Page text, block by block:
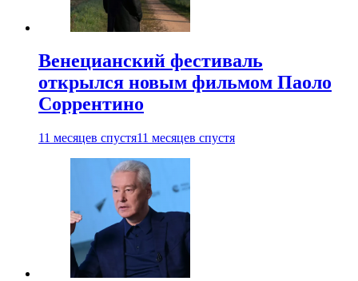
Венецианский фестиваль
открылся новым фильмом Паоло
Соррентино
11 месяцев спустя11 месяцев спустя